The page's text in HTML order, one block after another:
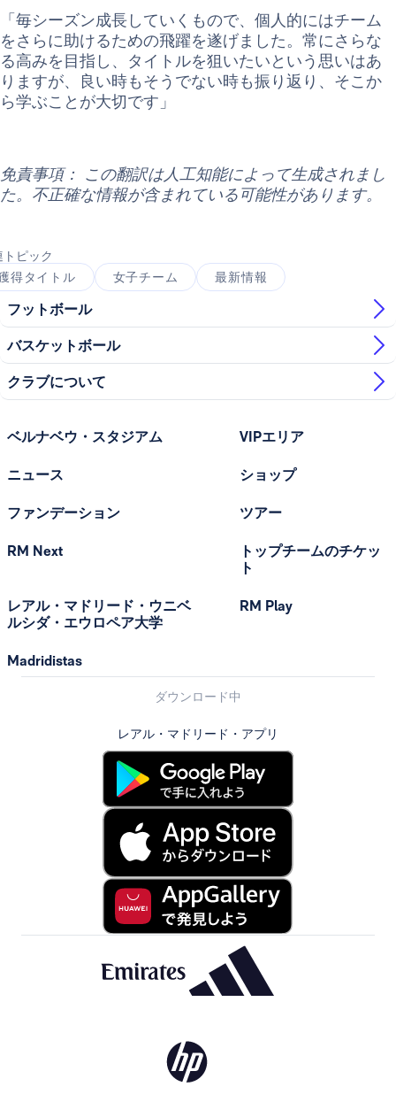
「毎シーズン成長していくもので、個人的にはチーム
をさらに助けるための飛躍を遂げました。常にさらな
る高みを目指し、タイトルを狙いたいという思いはあ
りますが、良い時もそうでない時も振り返り、そこか
ら学ぶことが大切です」
免責事項： この翻訳は人工知能によって生成されまし
た。不正確な情報が含まれている可能性があります。
トピック
得タイトル
女子チーム 最新情報
フットボール
バスケットボール
クラブについて
ベルナベウ・スタジアム
ニュース
ファンデーション
RM Next
レアル・マドリード・ウニベ
ルシダ・エウロペア大学
Madridistas
VIPエリア
ショップ
ツアー
トップチームのチケッ
ト
RM Play
ダウンロード中
レアル・マドリード・アプリ